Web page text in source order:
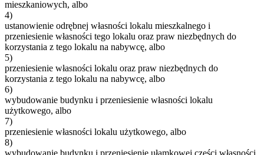
mieszkaniowych, albo
4)
ustanowienie odrębnej własności lokalu mieszkalnego i
przeniesienie własności tego lokalu oraz praw niezbędnych do
korzystania z tego lokalu na nabywcę, albo
5)
przeniesienie własności lokalu oraz praw niezbędnych do
korzystania z tego lokalu na nabywcę, albo
6)
wybudowanie budynku i przeniesienie własności lokalu
użytkowego, albo
7)
przeniesienie własności lokalu użytkowego, albo
8)
wybudowanie budynku i przeniesienie ułamkowej części własności